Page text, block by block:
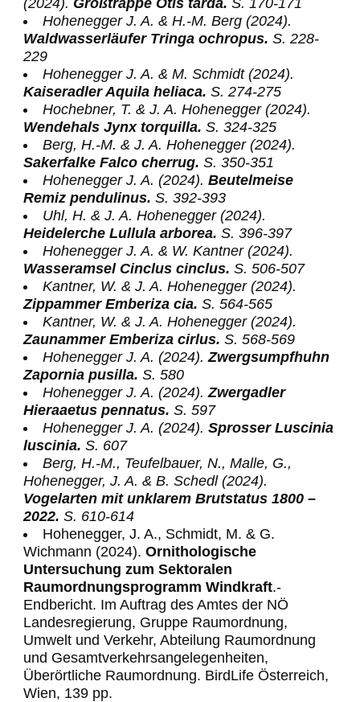
Hohenegger J. A. & H.-M. Berg (2024).
Waldwasserläufer Tringa ochropus. S. 228-
229
Hohenegger J. A. & M. Schmidt (2024).
Kaiseradler Aquila heliaca. S. 274-275
Hochebner, T. & J. A. Hohenegger (2024).
Wendehals Jynx torquilla. S. 324-325
Berg, H.-M. & J. A. Hohenegger (2024).
Sakerfalke Falco cherrug. S. 350-351
Hohenegger J. A. (2024). Beutelmeise
Remiz pendulinus. S. 392-393
Uhl, H. & J. A. Hohenegger (2024).
Heidelerche Lullula arborea. S. 396-397
Hohenegger J. A. & W. Kantner (2024).
Wasseramsel Cinclus cinclus. S. 506-507
Kantner, W. & J. A. Hohenegger (2024).
Zippammer Emberiza cia. S. 564-565
Kantner, W. & J. A. Hohenegger (2024).
Zaunammer Emberiza cirlus. S. 568-569
Hohenegger J. A. (2024).Zwergsumpfhuhn
Zapornia pusilla. S. 580
Hohenegger J. A. (2024).Zwergadler
Hieraaetus pennatus. S. 597
Hohenegger J. A. (2024). Sprosser Luscinia
luscinia. S. 607
Berg, H.-M., Teufelbauer, N., Malle, G.,
Hohenegger, J. A. & B. Schedl (2024).
Vogelarten mit unklarem Brutstatus 1800 –
2022. S. 610-614
Hohenegger, J. A., Schmidt, M. & G.
Wichmann (2024). Ornithologische
Untersuchung zum Sektoralen
Raumordnungsprogramm Windkraft.-
Endbericht. Im Auftrag des Amtes der NÖ
Landesregierung, Gruppe Raumordnung,
Umwelt und Verkehr, Abteilung Raumordnung
und Gesamtverkehrsangelegenheiten,
Überörtliche Raumordnung. BirdLife Österreich,
Wien, 139 pp.